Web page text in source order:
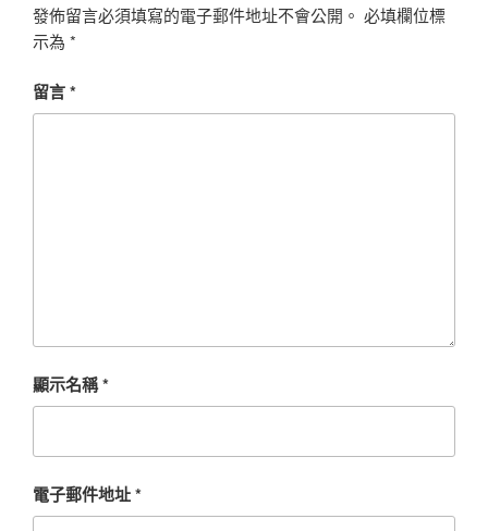
發佈留言必須填寫的電子郵件地址不會公開。 必填欄位標
示為 *
留言*
顯示名稱*
電子郵件地址*